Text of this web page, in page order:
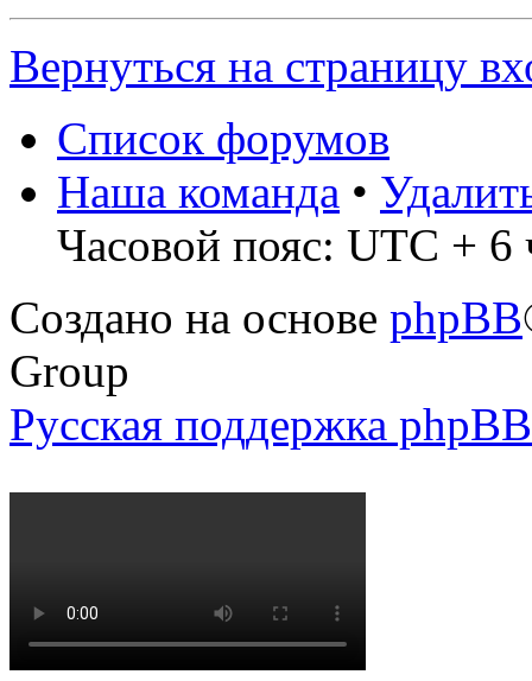
Вернуться на страницу
Список форумов
Наша команда •
Часовой пояс: UTC + 6
Создано на основе phpBB
Group
Русская поддержка phpBB